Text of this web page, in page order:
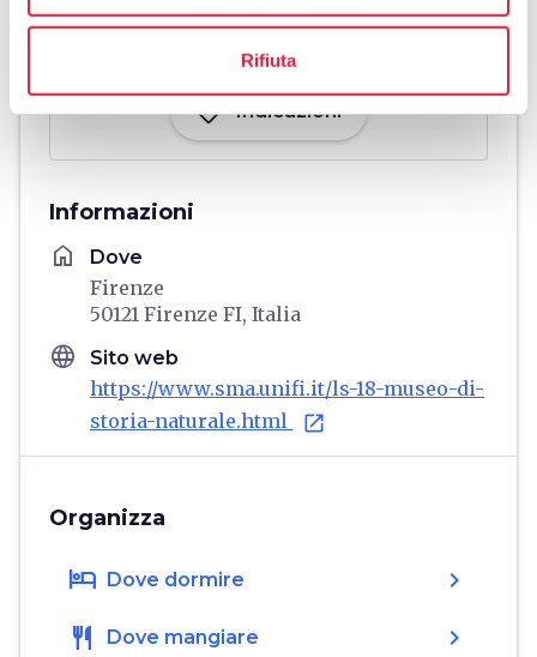
Rifiuta
directions Indicazioni
Informazioni
home Dove
Firenze
50121 Firenze FI, Italia
language Sito web
https://www.sma.unifi.it/ls-18-museo-di-
storia-naturale.html
open_in_new
Organizza
hotel Dove dormire chevron_right
restaurant Dove mangiare chevron_right